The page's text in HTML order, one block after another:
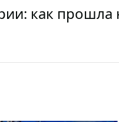
как прошла